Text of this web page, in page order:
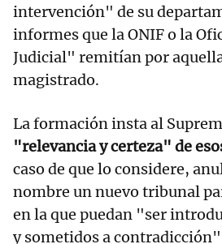
intervención" de su
informes que la ONIF o la
Judicial" remitían por
magistrado.
La formación insta al
"relevancia y certeza" de
caso de que lo considere,
nombre un nuevo tribunal
en la que puedan "ser
y sometidos a